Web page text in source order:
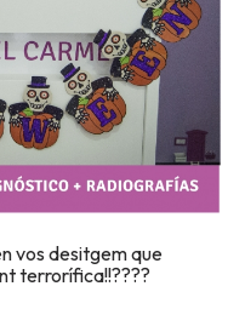
vos desitgem que
terrorífica!!????